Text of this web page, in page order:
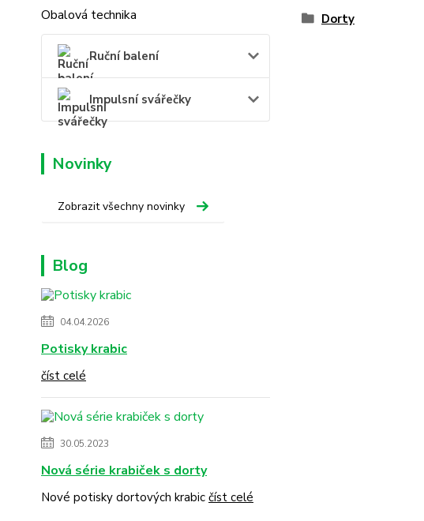
Obalová technika
Ruční balení
Impulsní svářečky
Novinky
Zobrazit všechny novinky
Blog
04.04.2026
Potisky krabic
číst celé
30.05.2023
Nová série krabiček s dorty
Nové potisky dortových krabic číst celé
Dorty